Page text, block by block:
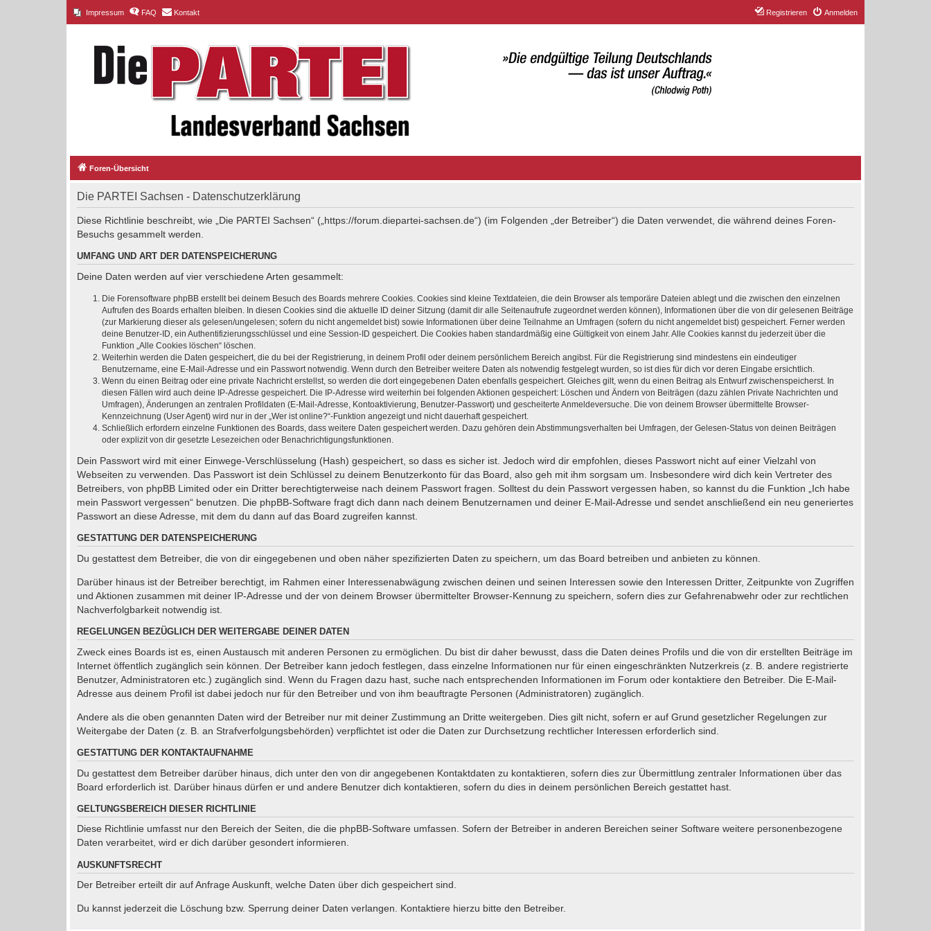
Impressum FAQ Kontakt Anmelden
Registrieren
Foren-Übersicht
Die PARTEI Sachsen - Datenschutzerklärung
Diese Richtlinie beschreibt, wie „Die PARTEI Sachsen“ („https://forum.diepartei-sachsen.de“) (im Folgenden „der Betreiber“) die Daten verwendet, die während deines Foren-
Besuchs gesammelt werden.
UMFANG UND ART DER DATENSPEICHERUNG
Deine Daten werden auf vier verschiedene Arten gesammelt:
Die Forensoftware phpBB erstellt bei deinem Besuch des Boards mehrere Cookies. Cookies sind kleine Textdateien, die dein Browser als temporäre Dateien ablegt und die zwischen den einzelnen
Aufrufen des Boards erhalten bleiben. In diesen Cookies sind die aktuelle ID deiner Sitzung (damit dir alle Seitenaufrufe zugeordnet werden können), Informationen über die von dir gelesenen Beiträge
(zur Markierung dieser als gelesen/ungelesen; sofern du nicht angemeldet bist) sowie Informationen über deine Teilnahme an Umfragen (sofern du nicht angemeldet bist) gespeichert. Ferner werden
deine Benutzer-ID, ein Authentifizierungsschlüssel und eine Session-ID gespeichert. Die Cookies haben standardmäßig eine Gültigkeit von einem Jahr. Alle Cookies kannst du jederzeit über die
Funktion „Alle Cookies löschen“ löschen.
Weiterhin werden die Daten gespeichert, die du bei der Registrierung, in deinem Profil oder deinem persönlichem Bereich angibst. Für die Registrierung sind mindestens ein eindeutiger
Benutzername, eine E-Mail-Adresse und ein Passwort notwendig. Wenn durch den Betreiber weitere Daten als notwendig festgelegt wurden, so ist dies für dich vor deren Eingabe ersichtlich.
Wenn du einen Beitrag oder eine private Nachricht erstellst, so werden die dort eingegebenen Daten ebenfalls gespeichert. Gleiches gilt, wenn du einen Beitrag als Entwurf zwischenspeicherst. In
diesen Fällen wird auch deine IP-Adresse gespeichert. Die IP-Adresse wird weiterhin bei folgenden Aktionen gespeichert: Löschen und Ändern von Beiträgen (dazu zählen Private Nachrichten und
Umfragen), Änderungen an zentralen Profildaten (E-Mail-Adresse, Kontoaktivierung, Benutzer-Passwort) und gescheiterte Anmeldeversuche. Die von deinem Browser übermittelte Browser-
Kennzeichnung (User Agent) wird nur in der „Wer ist online?“-Funktion angezeigt und nicht dauerhaft gespeichert.
Schließlich erfordern einzelne Funktionen des Boards, dass weitere Daten gespeichert werden. Dazu gehören dein Abstimmungsverhalten bei Umfragen, der Gelesen-Status von deinen Beiträgen
oder explizit von dir gesetzte Lesezeichen oder Benachrichtigungsfunktionen.
Dein Passwort wird mit einer Einwege-Verschlüsselung (Hash) gespeichert, so dass es sicher ist. Jedoch wird dir empfohlen, dieses Passwort nicht auf einer Vielzahl von
Webseiten zu verwenden. Das Passwort ist dein Schlüssel zu deinem Benutzerkonto für das Board, also geh mit ihm sorgsam um. Insbesondere wird dich kein Vertreter des
Betreibers, von phpBB Limited oder ein Dritter berechtigterweise nach deinem Passwort fragen. Solltest du dein Passwort vergessen haben, so kannst du die Funktion „Ich habe
mein Passwort vergessen“ benutzen. Die phpBB-Software fragt dich dann nach deinem Benutzernamen und deiner E-Mail-Adresse und sendet anschließend ein neu generiertes
Passwort an diese Adresse, mit dem du dann auf das Board zugreifen kannst.
GESTATTUNG DER DATENSPEICHERUNG
Du gestattest dem Betreiber, die von dir eingegebenen und oben näher spezifizierten Daten zu speichern, um das Board betreiben und anbieten zu können.
Darüber hinaus ist der Betreiber berechtigt, im Rahmen einer Interessenabwägung zwischen deinen und seinen Interessen sowie den Interessen Dritter, Zeitpunkte von Zugriffen
und Aktionen zusammen mit deiner IP-Adresse und der von deinem Browser übermittelter Browser-Kennung zu speichern, sofern dies zur Gefahrenabwehr oder zur rechtlichen
Nachverfolgbarkeit notwendig ist.
REGELUNGEN BEZÜGLICH DER WEITERGABE DEINER DATEN
Zweck eines Boards ist es, einen Austausch mit anderen Personen zu ermöglichen. Du bist dir daher bewusst, dass die Daten deines Profils und die von dir erstellten Beiträge im
Internet öffentlich zugänglich sein können. Der Betreiber kann jedoch festlegen, dass einzelne Informationen nur für einen eingeschränkten Nutzerkreis (z. B. andere registrierte
Benutzer, Administratoren etc.) zugänglich sind. Wenn du Fragen dazu hast, suche nach entsprechenden Informationen im Forum oder kontaktiere den Betreiber. Die E-Mail-
Adresse aus deinem Profil ist dabei jedoch nur für den Betreiber und von ihm beauftragte Personen (Administratoren) zugänglich.
Andere als die oben genannten Daten wird der Betreiber nur mit deiner Zustimmung an Dritte weitergeben. Dies gilt nicht, sofern er auf Grund gesetzlicher Regelungen zur
Weitergabe der Daten (z. B. an Strafverfolgungsbehörden) verpflichtet ist oder die Daten zur Durchsetzung rechtlicher Interessen erforderlich sind.
GESTATTUNG DER KONTAKTAUFNAHME
Du gestattest dem Betreiber darüber hinaus, dich unter den von dir angegebenen Kontaktdaten zu kontaktieren, sofern dies zur Übermittlung zentraler Informationen über das
Board erforderlich ist. Darüber hinaus dürfen er und andere Benutzer dich kontaktieren, sofern du dies in deinem persönlichen Bereich gestattet hast.
GELTUNGSBEREICH DIESER RICHTLINIE
Diese Richtlinie umfasst nur den Bereich der Seiten, die die phpBB-Software umfassen. Sofern der Betreiber in anderen Bereichen seiner Software weitere personenbezogene
Daten verarbeitet, wird er dich darüber gesondert informieren.
AUSKUNFTSRECHT
Der Betreiber erteilt dir auf Anfrage Auskunft, welche Daten über dich gespeichert sind.
Du kannst jederzeit die Löschung bzw. Sperrung deiner Daten verlangen. Kontaktiere hierzu bitte den Betreiber.